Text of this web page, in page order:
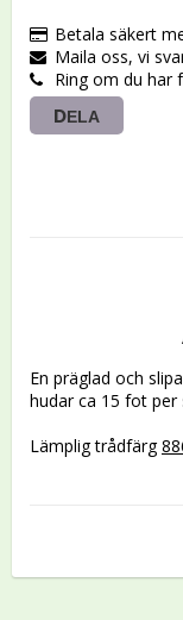
Betala säkert
Maila oss, vi
Ring om du har
DELA
En präglad och
hudar ca 15 fot per
Lämplig trådfärg